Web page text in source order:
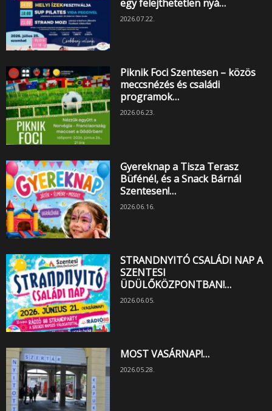
egy felejthetetlen nyá…
2026.07.22.
Piknik Foci Szentesen – közös
meccsnézés és családi
programok…
2026.06.23.
Gyereknap a Tisza Terasz
Büfénél, és a Snack Bárnál
Szentesen!…
2026.06.16.
STRANDNYITÓ CSALÁDI NAP A
SZENTESI
ÜDÜLŐKÖZPONTBAN!…
2026.06.05.
MOST VASÁRNAP!…
2026.05.28.